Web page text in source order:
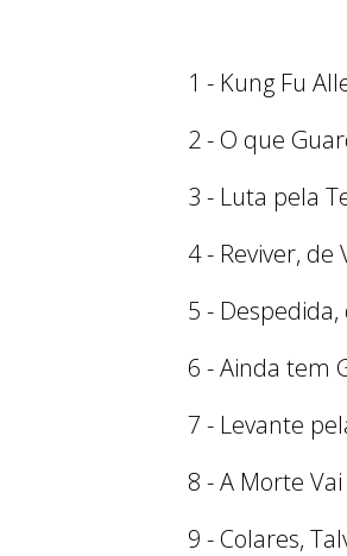
1 - Kung Fu
2 - O que
3 - Luta pela
4 - Reviver,
5 -
6 - Ainda tem
7 - Levante
8 - A Morte
9 - Colares,